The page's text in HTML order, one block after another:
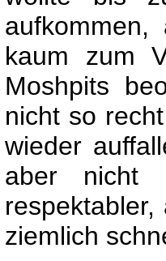
kaum zum
Moshpits
nicht so
wieder
aber nicht
ziemlich